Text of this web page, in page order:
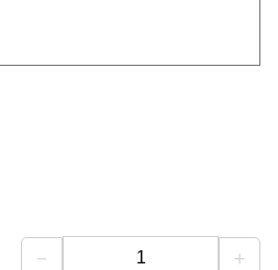
－ 1 ＋